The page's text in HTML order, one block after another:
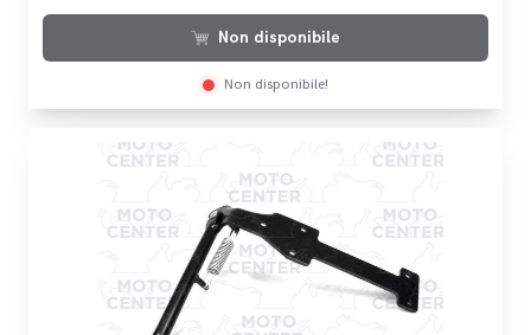
Non disponibile
Non disponibile!